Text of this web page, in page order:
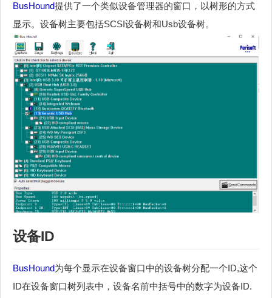
BusHound提供了一个类似设备管理器的窗口，以树形的方式
显示。设备树主要包括SCSI设备树和Usb设备树。
设备ID
BusHound为每个显示在设备窗口中的设备树分配一个ID,这个
ID在设备窗口树列表中，设备名前中括号中的数字为设备ID.